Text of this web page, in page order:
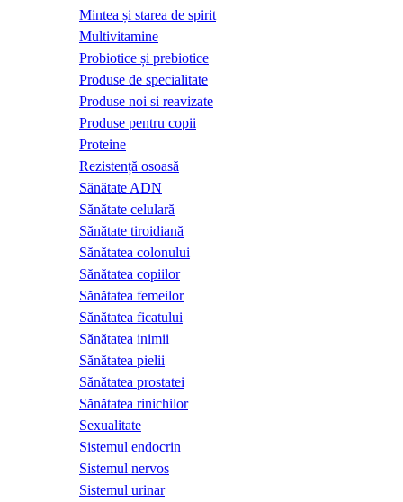
Mintea și starea de spirit
Multivitamine
Probiotice și prebiotice
Produse de specialitate
Produse noi si reavizate
Produse pentru copii
Proteine
Rezistență osoasă
Sănătate ADN
Sănătate celulară
Sănătate tiroidiană
Sănătatea colonului
Sănătatea copiilor
Sănătatea femeilor
Sănătatea ficatului
Sănătatea inimii
Sănătatea pielii
Sănătatea prostatei
Sănătatea rinichilor
Sexualitate
Sistemul endocrin
Sistemul nervos
Sistemul urinar